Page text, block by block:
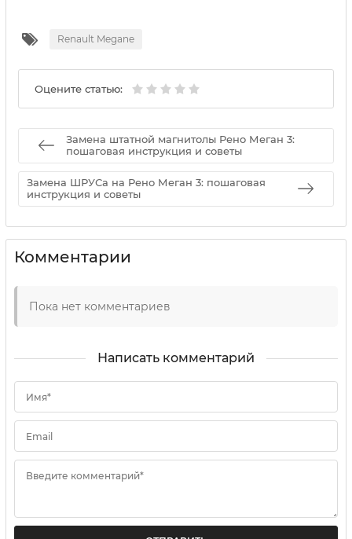
Renault Megane
Оцените статью:
Замена штатной магнитолы Рено Меган 3:
пошаговая инструкция и советы
Замена ШРУСа на Рено Меган 3: пошаговая
инструкция и советы
Комментарии
Пока нет комментариев
Написать комментарий
Имя*
Email
Введите комментарий*